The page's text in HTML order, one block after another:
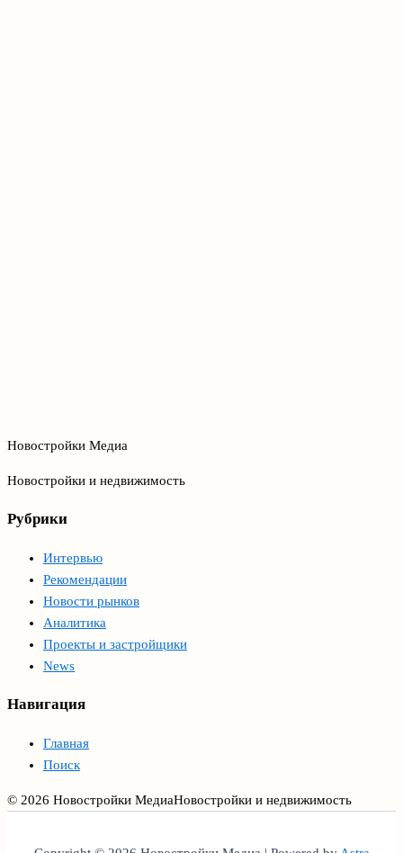
Новостройки Медиа
Новостройки и недвижимость
Рубрики
Интервью
Рекомендации
Новости рынков
Аналитика
Проекты и застройщики
News
Навигация
Главная
Поиск
© 2026 Новостройки МедиаНовостройки и недвижимость